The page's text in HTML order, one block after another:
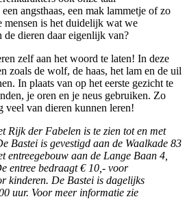
angsthaas, een mak lammetje of zo
mensen is het duidelijk wat we
de dieren daar eigenlijk van?
zelf aan het woord te laten! In deze
zoals de wolf, de haas, het lam en de uil
In plaats van op het eerste gezicht te
je oren en je neus gebruiken. Zo
veel van dieren kunnen leren!
Rijk der Fabelen is te zien tot en met
Bastei is gevestigd aan de Waalkade 83
entreegebouw aan de Lange Baan 4,
entree bedraagt € 10,- voor
kinderen. De Bastei is dagelijks
uur. Voor meer informatie zie